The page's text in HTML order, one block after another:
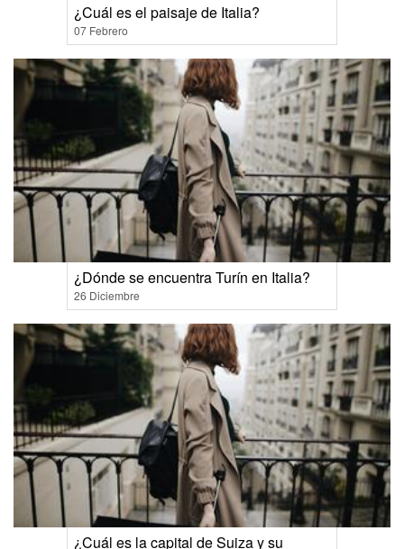
¿Cuál es el paisaje de Italia?
07 Febrero
¿Dónde se encuentra Turín en Italia?
26 Diciembre
¿Cuál es la capital de Suiza y su